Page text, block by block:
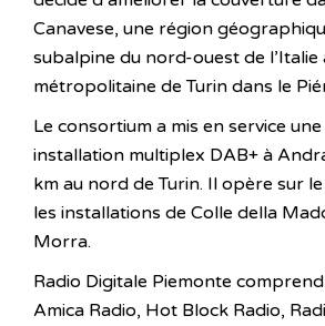
Canavese, une région
subalpine du nord-ouest de l’Italie
métropolitaine de Turin dans le
Le consortium a mis en service
installation multiplex DAB+ à
km au nord de Turin. Il opère sur
les installations de Colle della
Morra.
Radio Digitale Piemonte
Amica Radio, Hot Block Radio,